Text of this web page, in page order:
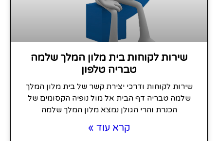
שירות לקוחות בית מלון המלך שלמה
טבריה טלפון
שירות לקוחות ודרכי יצירת קשר של בית מלון המלך
שלמה טבריה דף הבית אל מול נופיה הקסומים של
הכנרת והרי הגולן נמצא מלון המלך שלמה
קרא עוד »